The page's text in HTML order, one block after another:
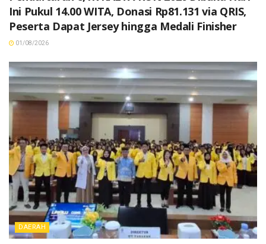
Ini Pukul 14.00 WITA, Donasi Rp81.131 via QRIS,
Peserta Dapat Jersey hingga Medali Finisher
01/08/2026
DAERAH